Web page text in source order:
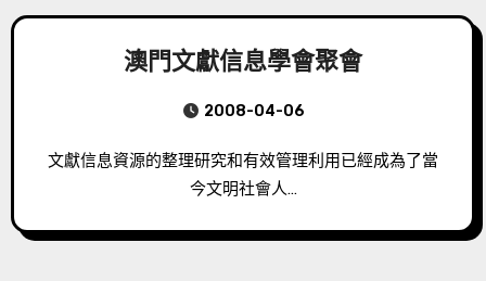
澳門文獻信息學會聚會
2008-04-06
文獻信息資源的整理研究和有效管理利用已經成為了當
今文明社會人…